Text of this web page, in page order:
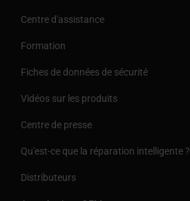
Centre d'assistance
Formation
Fiches de données de sécurité
Vidéos sur les produits
Centre de presse
Qu'est-ce que la réparation intelligente ?
Distributeurs